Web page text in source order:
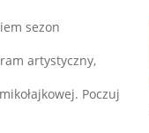
sezon
artystyczny,
Poczuj